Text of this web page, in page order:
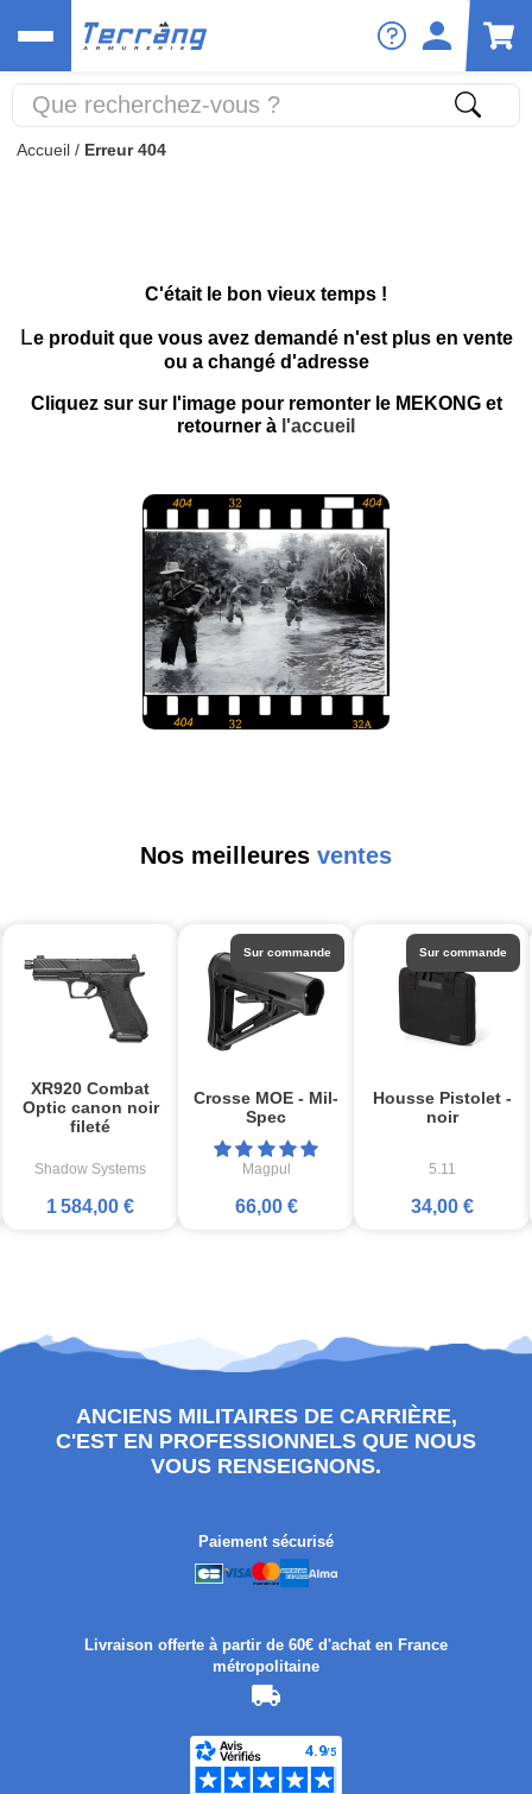
Accueil / Erreur 404
C'était le bon vieux temps !
Le produit que vous avez demandé n'est plus en vente
ou a changé d'adresse
Cliquez sur sur l'image pour remonter le MEKONG et
retourner à l'accueil
Nos meilleures ventes
XR920 Combat
Optic canon noir
fileté
Shadow Systems
1 584,00 €
Crosse MOE - Mil-
Spec
Magpul
66,00 €
Sur commande
Housse Pistolet -
noir
5.11
34,00 €
Sur commande
ANCIENS MILITAIRES DE CARRIÈRE,
C'EST EN PROFESSIONNELS QUE NOUS
VOUS RENSEIGNONS.
Paiement sécurisé
Livraison offerte à partir de 60€ d'achat en France
métropolitaine